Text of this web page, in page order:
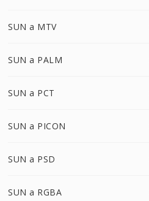
SUN a MTV
SUN a PALM
SUN a PCT
SUN a PICON
SUN a PSD
SUN a RGBA